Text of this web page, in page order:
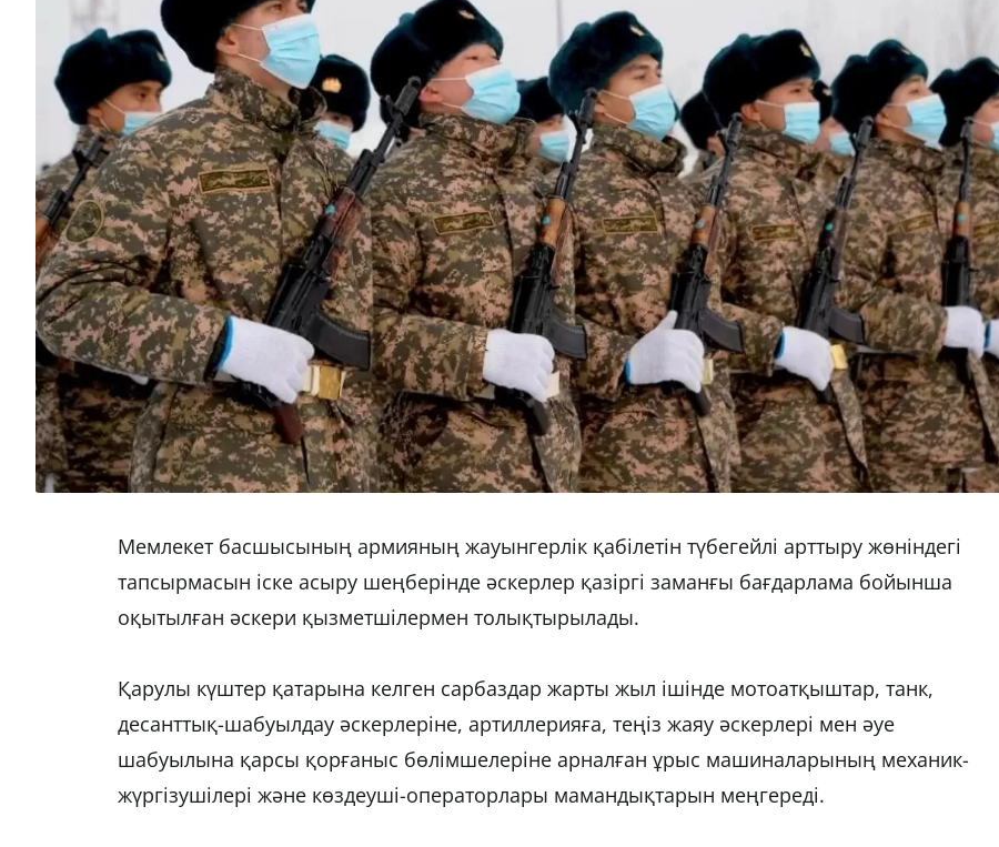
Мемлекет басшысының армияның жауынгерлік қабілетін түбегейлі арттыру жөніндегі
тапсырмасын іске асыру шеңберінде әскерлер қазіргі заманғы бағдарлама бойынша
оқытылған әскери қызметшілермен толықтырылады.
Қарулы күштер қатарына келген сарбаздар жарты жыл ішінде мотоатқыштар, танк,
десанттық-шабуылдау әскерлеріне, артиллерияға, теңіз жаяу әскерлері мен әуе
шабуылына қарсы қорғаныс бөлімшелеріне арналған ұрыс машиналарының механик-
жүргізушілері және көздеуші-операторлары мамандықтарын меңгереді.